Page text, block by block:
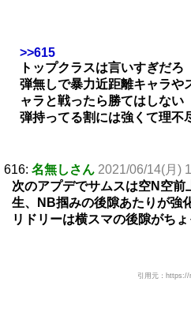
>>615
トップクラスは言いすぎだろ
弾無しで暴力近距離キャラや
ャラと戦ったら勝てはしない
弾持ってる割には強くて理不
616: 名無しさん 2021/06/14(月)
次のアプデでサムスは空N空
生、NB掴みの後隙あたりが強
リドリーは横スマの後隙がち
引用元：